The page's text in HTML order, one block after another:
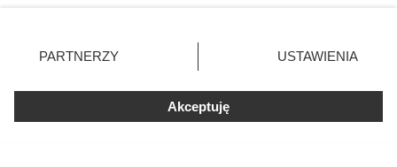
Herodot pisał o tym z przerażeniem. Każda
kobieta musiała zrobić to chociaż raz w życiu
zmienić/wycofać klikając przycisk ustawień prywatności
znajdujący się w lewym dolnym rogu strony. Niektóre
użytkownika, ale masz prawo sprzeciwić się takiemu
przetwarzaniu. Preferencje będą miały zastosowania tylko
PARTNERZY USTAWIENIA
Akceptuję